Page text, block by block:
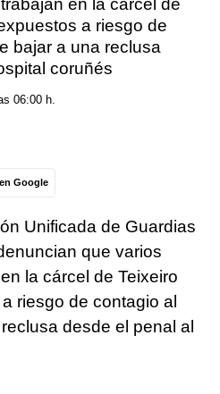
a riesgo de
bajar a una reclusa
coruñés
06:00 h.
Google
Unificada de Guardias
que varios
la cárcel de Teixeiro
riesgo de contagio al
desde el penal al